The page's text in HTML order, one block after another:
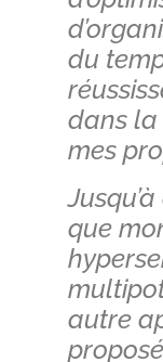
du
dans
mes
que
autre